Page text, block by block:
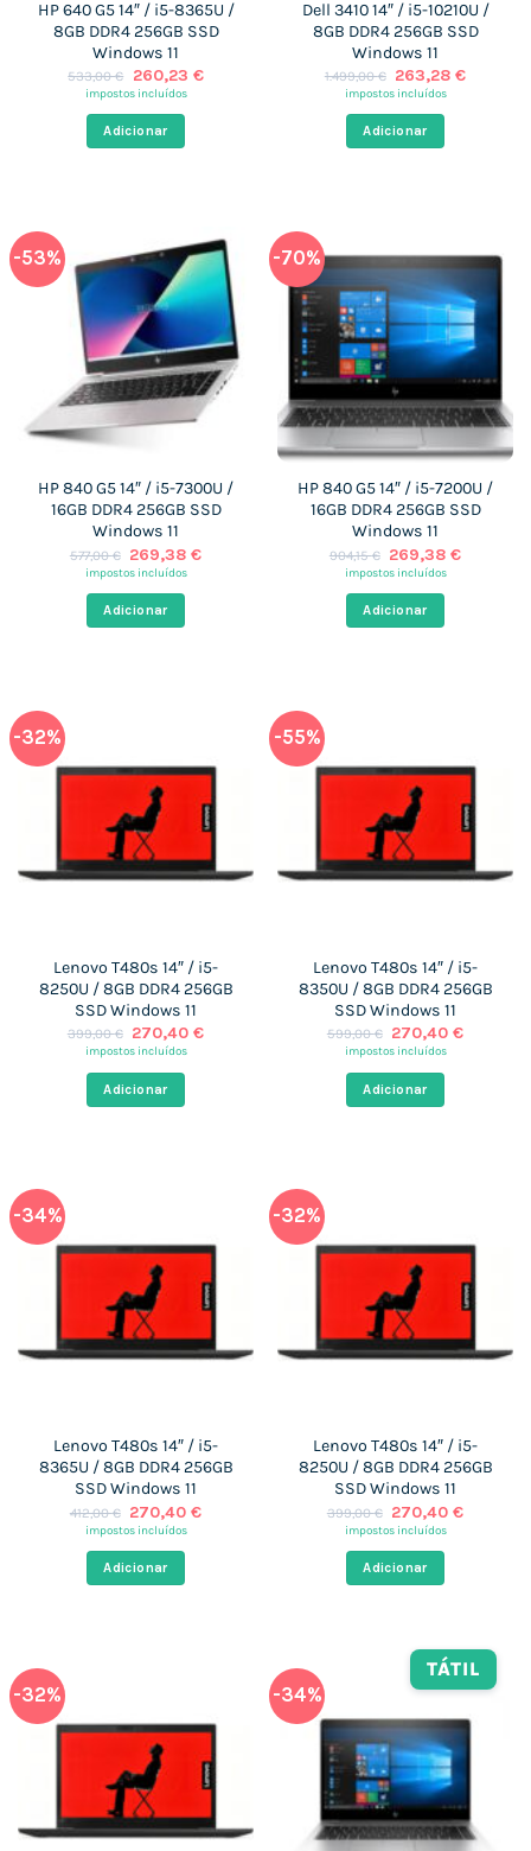
HP 640 G5 14″ / i5-8365U /
8GB DDR4 256GB SSD
Windows 11
533,00€
O
preço
era:
533,00 €.
260,23 €O
impostos incluídos
Adicionar
Dell 3410 14″ / i5-10210U /
8GB DDR4 256GB SSD
Windows 11
1.499,00€ O
preço
era:
1.499,00 €.
263,28€O
impostos incluídos
Adicionar
-53%
HP 840 G5 14″ / i5-7300U /
16GB DDR4 256GB SSD
Windows 11
577,00€ O
preço
era:
577,00 €.
269,38€O
impostos incluídos
Adicionar
-70%
HP 840 G5 14″ / i5-7200U /
16GB DDR4 256GB SSD
Windows 11
904,15€ O
preço
era:
904,15 €.
269,38€O
impostos incluídos
Adicionar
-32%
Lenovo T480s 14″ / i5-
8250U / 8GB DDR4 256GB
SSD Windows 11
399,00€ O
preço
era:
399,00 €.
270,40€O
impostos incluídos
Adicionar
-55%
Lenovo T480s 14″ / i5-
8350U / 8GB DDR4 256GB
SSD Windows 11
599,00€ O
preço
era:
599,00 €.
270,40€O
impostos incluídos
Adicionar
-34%
Lenovo T480s 14″ / i5-
8365U / 8GB DDR4 256GB
SSD Windows 11
412,00€ O
preço
era:
412,00 €.
270,40€O
impostos incluídos
Adicionar
-32%
Lenovo T480s 14″ / i5-
8250U / 8GB DDR4 256GB
SSD Windows 11
399,00€ O
preço
era:
399,00 €.
270,40€O
impostos incluídos
Adicionar
-32% -34%
TÁTIL